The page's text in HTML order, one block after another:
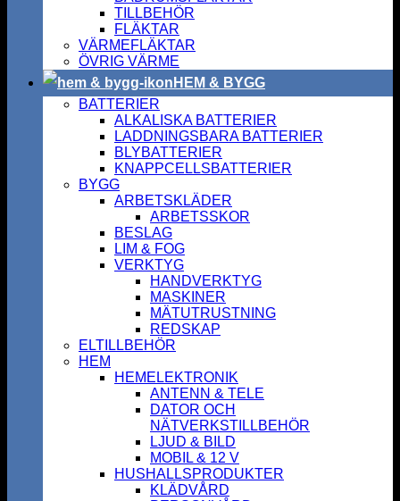
TILLBEHÖR
FLÄKTAR
VÄRMEFLÄKTAR
ÖVRIG VÄRME
HEM & BYGG
BATTERIER
ALKALISKA BATTERIER
LADDNINGSBARA BATTERIER
BLYBATTERIER
KNAPPCELLSBATTERIER
BYGG
ARBETSKLÄDER
ARBETSSKOR
BESLAG
LIM & FOG
VERKTYG
HANDVERKTYG
MASKINER
MÄTUTRUSTNING
REDSKAP
ELTILLBEHÖR
HEM
HEMELEKTRONIK
ANTENN & TELE
DATOR OCH
NÄTVERKSTILLBEHÖR
LJUD & BILD
MOBIL & 12 V
HUSHALLSPRODUKTER
KLÄDVÅRD